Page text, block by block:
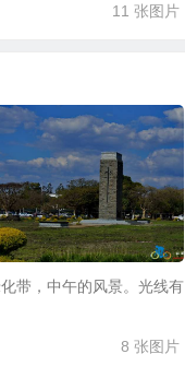
11 张图片
带，中午的风景。光线有
8 张图片